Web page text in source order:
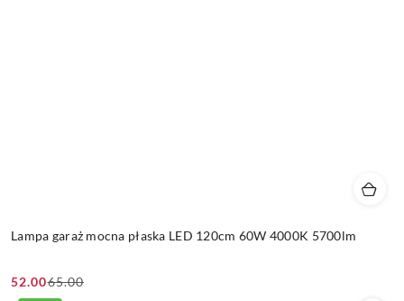
Lampa garaż mocna płaska LED 120cm 60W 4000K 5700lm
Cena
52.00
Cena
65.00